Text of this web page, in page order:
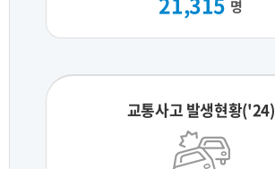
명
교통사고 발생현황('24)